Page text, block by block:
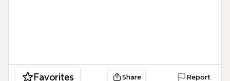
Favorites Share Report